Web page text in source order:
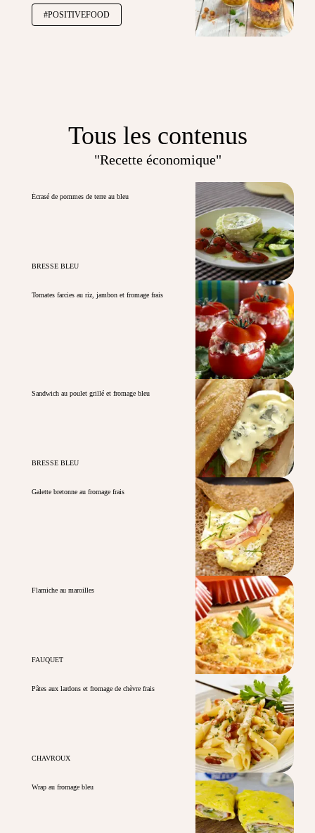
#POSITIVEFOOD
Tous les contenus
"Recette économique"
Écrasé de pommes de terre au bleu
BRESSE BLEU
Tomates farcies au riz, jambon et fromage frais
Sandwich au poulet grillé et fromage bleu
BRESSE BLEU
Galette bretonne au fromage frais
Flamiche au maroilles
FAUQUET
Pâtes aux lardons et fromage de chèvre frais
CHAVROUX
Wrap au fromage bleu